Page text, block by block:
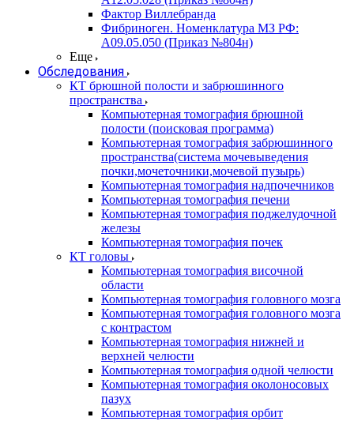
Фактор Виллебранда
Фибриноген. Номенклатура МЗ РФ:
A09.05.050 (Приказ №804н)
Еще
Обследования
КТ брюшной полости и забрюшинного
пространства
Компьютерная томография брюшной
полости (поисковая программа)
Компьютерная томография забрюшинного
пространства(система мочевыведения
почки,мочеточники,мочевой пузырь)
Компьютерная томография надпочечников
Компьютерная томография печени
Компьютерная томография поджелудочной
железы
Компьютерная томография почек
КТ головы
Компьютерная томография височной
области
Компьютерная томография головного мозга
Компьютерная томография головного мозга
с контрастом
Компьютерная томография нижней и
верхней челюсти
Компьютерная томография одной челюсти
Компьютерная томография околоносовых
пазух
Компьютерная томография орбит